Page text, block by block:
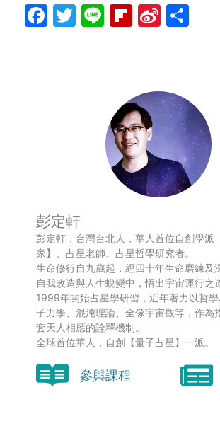
Facebook
Twitter
LineFlipboard
Sina
彭定軒
彭定軒，台灣台北人，華人首位自創學派
家】、占星老師、占星哲學研究者。
生命修行自九歲起，經四十年生命磨練及
自我改造與人生蛻變中，悟出宇宙運行之
1999年開始占星學研習，近年著力以哲
子力學、混沌理論、全像宇宙觀等，作為
套天人相應的詮釋機制。
全球首位華人，自創【量子占星】一派。
參與課程